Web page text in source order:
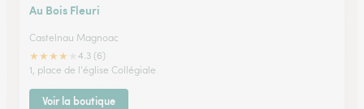
Au Bois Fleuri
Castelnau Magnoac
★★★★
4.3 (6)
1, place de l'église Collégiale
Voir la boutique